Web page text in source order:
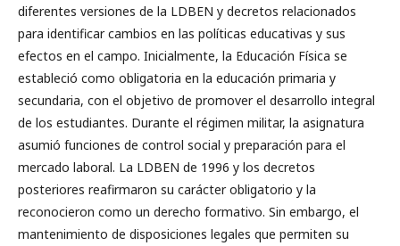
diferentes versiones de la LDBEN y decretos relacionados
para identificar cambios en las políticas educativas y sus
efectos en el campo. Inicialmente, la Educación Física se
estableció como obligatoria en la educación primaria y
secundaria, con el objetivo de promover el desarrollo integral
de los estudiantes. Durante el régimen militar, la asignatura
asumió funciones de control social y preparación para el
mercado laboral. La LDBEN de 1996 y los decretos
posteriores reafirmaron su carácter obligatorio y la
reconocieron como un derecho formativo. Sin embargo, el
mantenimiento de disposiciones legales que permiten su